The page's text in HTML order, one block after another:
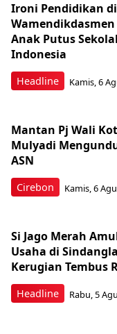
Headline
Ironi Pendidikan
Wamendikdasmen
Anak Putus
Indonesia
Kamis, 6
Cirebon
Mantan Pj Wali
Mulyadi
ASN
Kamis, 6
Headline
Si Jago Merah
Usaha di
Kerugian Tembus
Rabu, 5